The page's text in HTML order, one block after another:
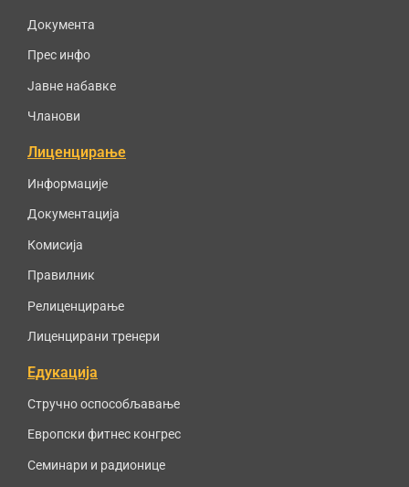
Документа
Прес инфо
Јавне набавке
Чланови
Лиценцирање
Информације
Документација
Комисија
Правилник
Релиценцирање
Лиценцирани тренери
Едукација
Стручно оспособљавање
Европски фитнес конгрес
Семинари и радионице